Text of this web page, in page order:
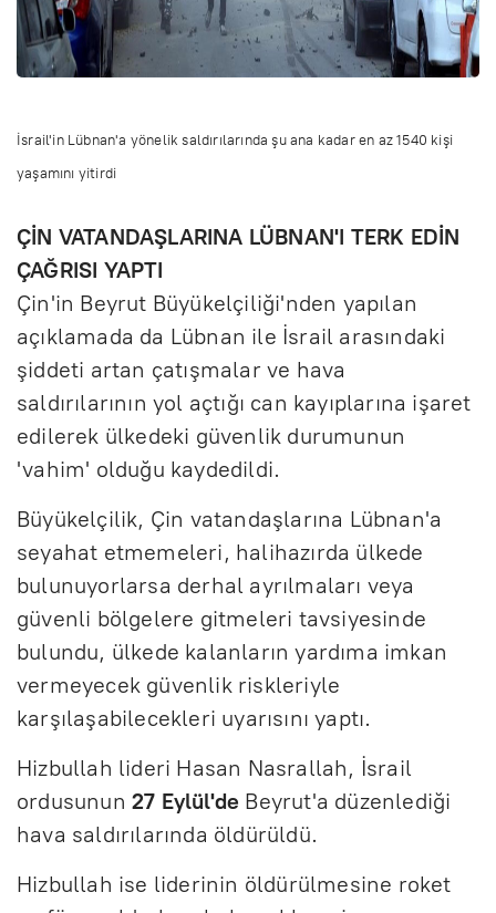
İsrail'in Lübnan'a yönelik saldırılarında şu ana kadar en az 1540 kişi
yaşamını yitirdi
ÇİN VATANDAŞLARINA LÜBNAN'I TERK EDİN
ÇAĞRISI YAPTI
Çin'in Beyrut Büyükelçiliği'nden yapılan
açıklamada da Lübnan ile İsrail arasındaki
şiddeti artan çatışmalar ve hava
saldırılarının yol açtığı can kayıplarına işaret
edilerek ülkedeki güvenlik durumunun
'vahim' olduğu kaydedildi.
Büyükelçilik, Çin vatandaşlarına Lübnan'a
seyahat etmemeleri, halihazırda ülkede
bulunuyorlarsa derhal ayrılmaları veya
güvenli bölgelere gitmeleri tavsiyesinde
bulundu, ülkede kalanların yardıma imkan
vermeyecek güvenlik riskleriyle
karşılaşabilecekleri uyarısını yaptı.
Hizbullah lideri Hasan Nasrallah, İsrail
ordusunun 27 Eylül'de Beyrut'a düzenlediği
hava saldırılarında öldürüldü.
Hizbullah ise liderinin öldürülmesine roket